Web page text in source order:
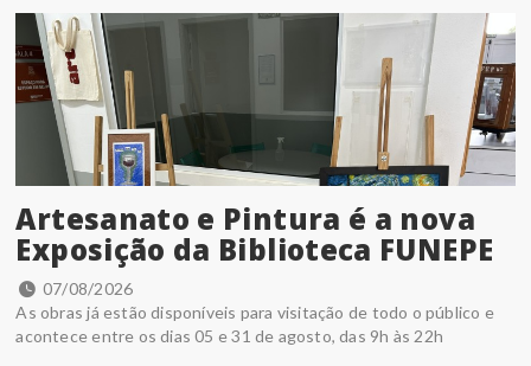
Artesanato e Pintura é a nova
Exposição da Biblioteca FUNEPE
07/08/2026
As obras já estão disponíveis para visitação de todo o público e
acontece entre os dias 05 e 31 de agosto, das 9h às 22h